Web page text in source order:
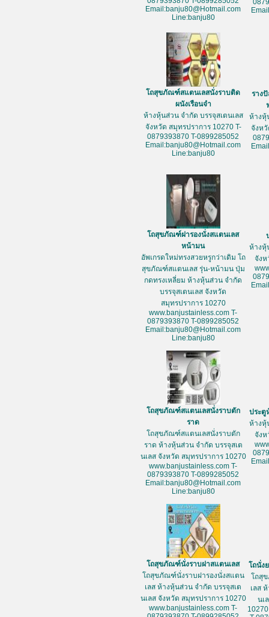
Email:banju80@Hotmail.com
Line:banju80
โถสุขภัณฑ์สแตนเลสนั่งราบติด
ผนังเรือนจำ
ห้างหุ้นส่วน จำกัด บรรจุสเตนเลส
จังหวัด สมุทรปราการ 10270 T-
0879393870 T-0899285052
Email:banju80@Hotmail.com
Line:banju80
ราง
ห้างหุ้
จังห
โถสุขภัณฑ์ฝารองนั่งสแตนเลส
หน้ามน
อัพเกรดใหม่ทรงสวยหรูกว่าเดิม โถ
สุขภัณฑ์สแตนเลส รุ่น-หน้ามน ปุ่ม
กดทรงเหลี่ยม ห้างหุ้นส่วน จำกัด
บรรจุสเตนเลส จังหวัด
สมุทรปราการ 10270
www.banjustainless.com T-
0879393870 T-0899285052
Email:banju80@Hotmail.com
Line:banju80
ห้างหุ้
จังห
โถสุขภัณฑ์สแตนเลสนั่งราบตัก
ราด
โถสุขภัณฑ์สแตนเลสนั่งราบตัก
ราด ห้างหุ้นส่วน จำกัด บรรจุสเต
นเลส จังหวัด สมุทรปราการ 10270
www.banjustainless.com T-
0879393870 T-0899285052
Email:banju80@Hotmail.com
Line:banju80
ประตู
ห้างหุ้
จังห
โถสุขภัณฑ์นั่งราบฝาสแตนเลส
โถสุขภัณฑ์นั่งราบฝารองนั่งสแตน
เลส ห้างหุ้นส่วน จำกัด บรรจุสเต
นเลส จังหวัด สมุทรปราการ 10270
www.banjustainless.com T-
โถนั่ง
โถสุ
เลส
นเ